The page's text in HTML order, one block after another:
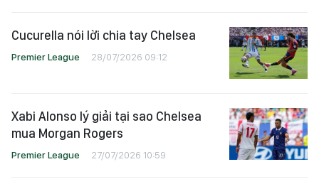
Cucurella nói lời chia tay Chelsea
Premier League 28/07/2026 09:12
Xabi Alonso lý giải tại sao Chelsea
mua Morgan Rogers
Premier League 27/07/2026 10:59